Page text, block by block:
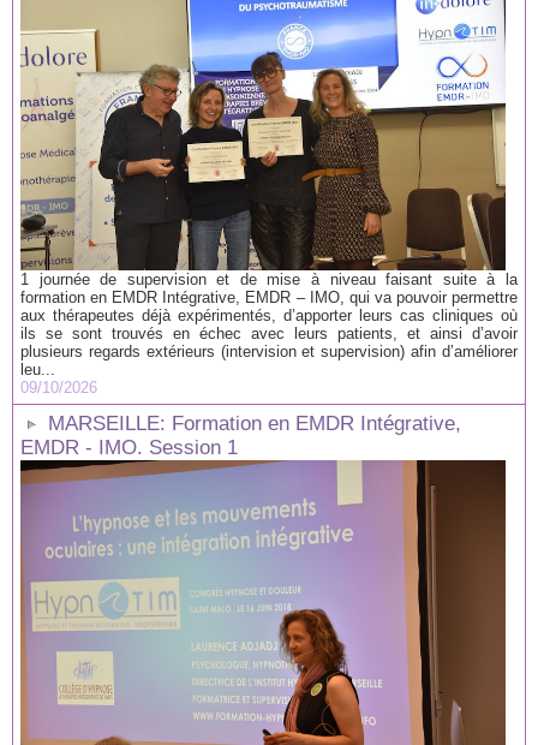
1 journée de supervision et de mise à niveau faisant suite à la
formation en EMDR Intégrative, EMDR – IMO, qui va pouvoir permettre
aux thérapeutes déjà expérimentés, d’apporter leurs cas cliniques où
ils se sont trouvés en échec avec leurs patients, et ainsi d’avoir
plusieurs regards extérieurs (intervision et supervision) afin d’améliorer
leu...
09/10/2026
MARSEILLE: Formation en EMDR Intégrative,
EMDR - IMO. Session 1